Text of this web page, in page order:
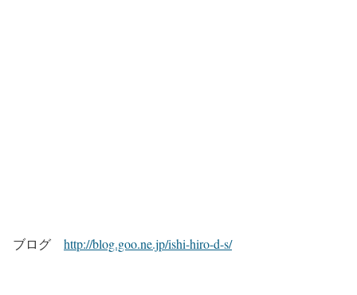
ブログ http://blog.goo.ne.jp/ishi-hiro-d-s/